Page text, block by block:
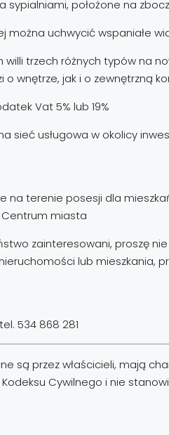
położone na
można uchwycić wspaniałe
willi trzech różnych typów
wnętrze, jak i o zewnętrzną
Vat 5% lub 19%
sieć usługowa w okolicy
na terenie posesji dla
Centrum miasta
zainteresowani, proszę
lub mieszkania,
534 868 281
są przez właścicieli, mają
Cywilnego i nie